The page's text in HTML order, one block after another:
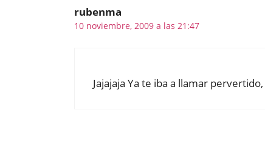
rubenma
10 noviembre, 2009 a las 21:47
Jajajaja Ya te iba a llamar